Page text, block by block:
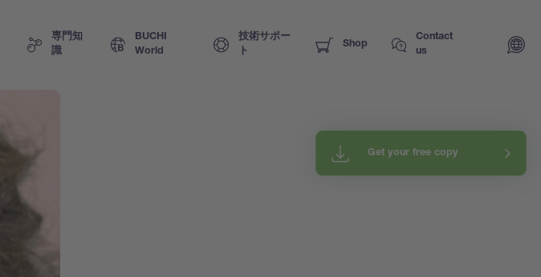
専門知
識
BUCHI
World
技術サポー
ト
Shop
Contact
us
Get your free copy